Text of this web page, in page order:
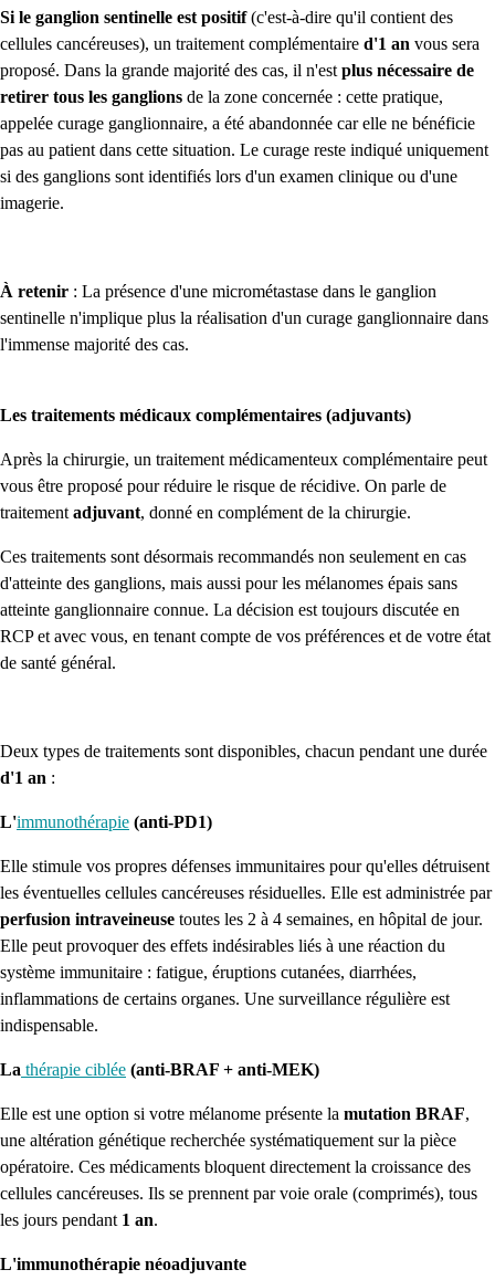
Si le ganglion sentinelle est positif(c'est-à-dire qu'il contient des
cellules cancéreuses), un traitement complémentaire d'1 an vous sera
proposé. Dans la grande majorité des cas, il n'est plus nécessaire de
retirer tous les ganglions de la zone concernée : cette pratique,
appelée curage ganglionnaire, a été abandonnée car elle ne bénéficie
pas au patient dans cette situation. Le curage reste indiqué uniquement
si des ganglions sont identifiés lors d'un examen clinique ou d'une
imagerie.
À retenir : La présence d'une micrométastase dans le ganglion
sentinelle n'implique plus la réalisation d'un curage ganglionnaire dans
l'immense majorité des cas.
Les traitements médicaux complémentaires (adjuvants)
Après la chirurgie, un traitement médicamenteux complémentaire peut
vous être proposé pour réduire le risque de récidive. On parle de
traitement adjuvant, donné en complément de la chirurgie.
Ces traitements sont désormais recommandés non seulement en cas
d'atteinte des ganglions, mais aussi pour les mélanomes épais sans
atteinte ganglionnaire connue. La décision est toujours discutée en
RCP et avec vous, en tenant compte de vos préférences et de votre état
de santé général.
Deux types de traitements sont disponibles, chacun pendant une durée
d'1 an :
L'immunothérapie (anti-PD1)
Elle stimule vos propres défenses immunitaires pour qu'elles détruisent
les éventuelles cellules cancéreuses résiduelles. Elle est administrée par
perfusion intraveineuse toutes les 2 à 4 semaines, en hôpital de jour.
Elle peut provoquer des effets indésirables liés à une réaction du
système immunitaire : fatigue, éruptions cutanées, diarrhées,
inflammations de certains organes. Une surveillance régulière est
indispensable.
La thérapie ciblée (anti-BRAF + anti-MEK)
Elle est une option si votre mélanome présente la mutation BRAF,
une altération génétique recherchée systématiquement sur la pièce
opératoire. Ces médicaments bloquent directement la croissance des
cellules cancéreuses. Ils se prennent par voie orale (comprimés), tous
les jours pendant 1 an.
L'immunothérapie néoadjuvante